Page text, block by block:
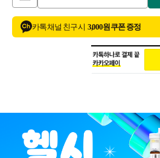
카톡 채널 친구 시 3,000원 쿠폰 증정